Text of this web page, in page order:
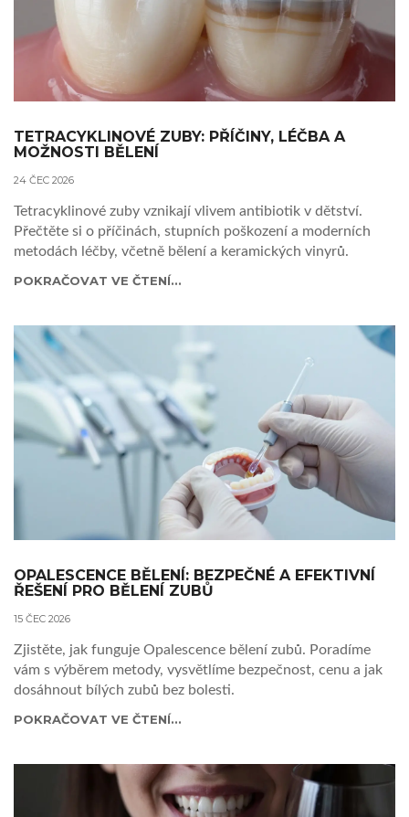
TETRACYKLINOVÉ ZUBY: PŘÍČINY, LÉČBA A
MOŽNOSTI BĚLENÍ
24 ČEC 2026
Tetracyklinové zuby vznikají vlivem antibiotik v dětství.
Přečtěte si o příčinách, stupních poškození a moderních
metodách léčby, včetně bělení a keramických vinyrů.
POKRAČOVAT VE ČTENÍ...
OPALESCENCE BĚLENÍ: BEZPEČNÉ A EFEKTIVNÍ
ŘEŠENÍ PRO BĚLENÍ ZUBŮ
15 ČEC 2026
Zjistěte, jak funguje Opalescence bělení zubů. Poradíme
vám s výběrem metody, vysvětlíme bezpečnost, cenu a jak
dosáhnout bílých zubů bez bolesti.
POKRAČOVAT VE ČTENÍ...